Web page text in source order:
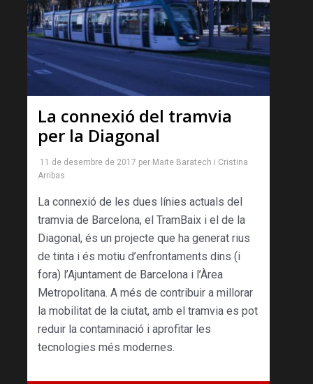
La connexió del tramvia
per la Diagonal
11 de desembre de 2017 per Maite Baratech i Cristina
Arribas
La connexió de les dues línies actuals del
tramvia de Barcelona, el TramBaix i el de la
Diagonal, és un projecte que ha generat rius
de tinta i és motiu d’enfrontaments dins (i
fora) l’Ajuntament de Barcelona i l’Àrea
Metropolitana. A més de contribuir a millorar
la mobilitat de la ciutat, amb el tramvia es pot
reduir la contaminació i aprofitar les
tecnologies més modernes.